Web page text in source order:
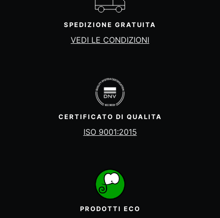
SPEDIZIONE GRATUITA
VEDI LE CONDIZIONI
CERTIFICATO DI QUALITA
ISO 9001:2015
PRODOTTI ECO